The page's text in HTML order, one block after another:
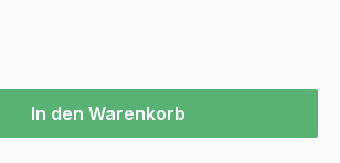
Wert ein oder benutze die Schaltflächen
In den Warenkorb